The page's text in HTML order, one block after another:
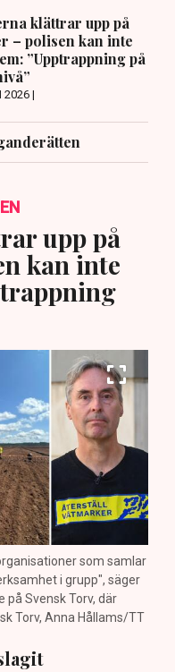
klättrar upp på
– polisen kan inte
”Upptrappning på
2026 |
upp på
kan inte
som samlar
i grupp", säger
på Svensk Torv, där
Torv, Anna Hållams/TT